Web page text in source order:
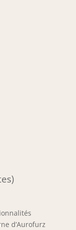
d’Aurofurz